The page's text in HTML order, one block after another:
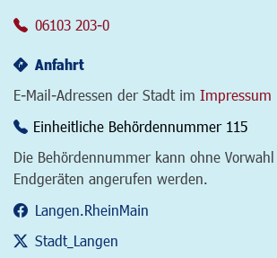
06103 203-0
Anfahrt
E-Mail-Adressen der Stadt im Impressum
Einheitliche Behördennummer 115
Die Behördennummer kann ohne
Endgeräten angerufen werden.
Langen.RheinMain
Stadt_Langen